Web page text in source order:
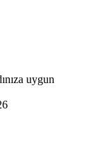
uygun